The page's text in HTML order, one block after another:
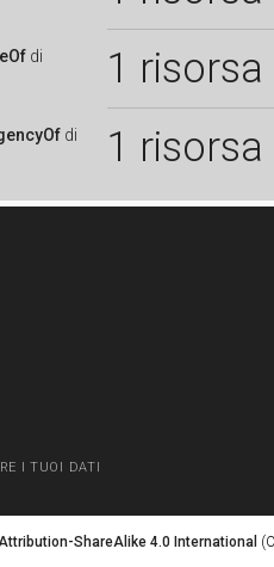
di 1 risorsa
di 1 risorsa
I TUOI DATI
ShareAlike 4.0 International